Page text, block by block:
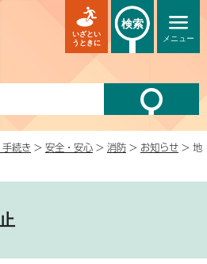
メニュー
いざとい
うときに
検索
続き > 安全・安心 > 消防 > お知らせ > 地